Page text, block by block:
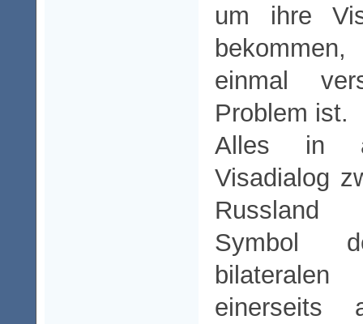
um ihre
einmal
Problem ist.
Alles in
Visadialog
Russland
Symbol
bilateralen
einerseits